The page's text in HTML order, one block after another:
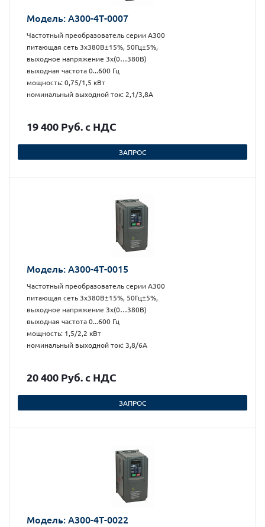
Модель: А300-4Т-0007
Частотный преобразователь серии А300
питающая сеть 3х380В±15%, 50Гц±5%,
выходное напряжение 3х(0…380В)
выходная частота 0...600 Гц
мощность: 0,75/1,5 кВт
номинальный выходной ток: 2,1/3,8А
19 400 Руб. с НДС
ЗАПРОС
Модель: А300-4Т-0015
Частотный преобразователь серии А300
питающая сеть 3х380В±15%, 50Гц±5%,
выходное напряжение 3х(0…380В)
выходная частота 0...600 Гц
мощность: 1,5/2,2 кВт
номинальный выходной ток: 3,8/6А
20 400 Руб. с НДС
ЗАПРОС
Модель: А300-4Т-0022